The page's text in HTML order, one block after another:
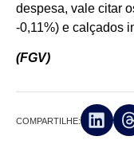
despesa, vale citar
-0,11%) e calçados
(FGV)
COMPARTILHE: